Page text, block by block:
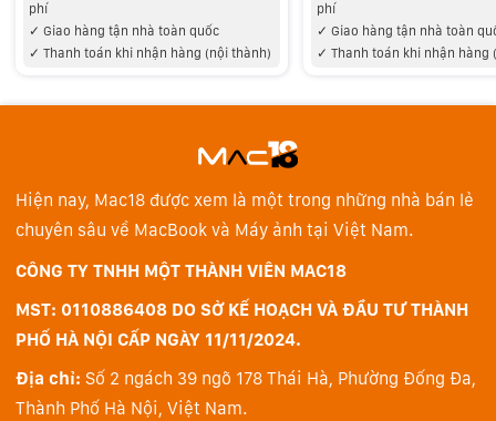
Apple Intelligence
iPad Air được thiết kế cho Apple Intelligence, hệ thống trí
tuệ cá nhân giúp bạn viết lách, thể hiện bản thân và
hoàn thành công việc dễ dàng. Với tính năng bảo vệ
quyền riêng tư đột phá, Apple Intelligence giúp bạn yên
tâm rằng không một ai khác có thể truy cập dữ liệu của
bạn, kể cả Apple.
phí
✓ Giao hàng tận nhà toàn quốc
✓ Thanh toán khi nhận hàng (nội thành)
phí
✓Giao hàng tận nhà toàn
✓Thanh toán khi nhận hàng
Hiện nay, Mac18 được xem là một trong những nhà bán lẻ
chuyên sâu về MacBook và Máy ảnh tại Việt Nam.
CÔNG TY TNHH MỘT THÀNH VIÊN MAC18
MST: 0110886408 DO SỞ KẾ HOẠCH VÀ ĐẦU TƯ THÀNH
PHỐ HÀ NỘI CẤP NGÀY 11/11/2024.
Địa chỉ: Số 2 ngách 39 ngõ 178 Thái Hà, Phường Đống Đa,
Thành Phố Hà Nội, Việt Nam.